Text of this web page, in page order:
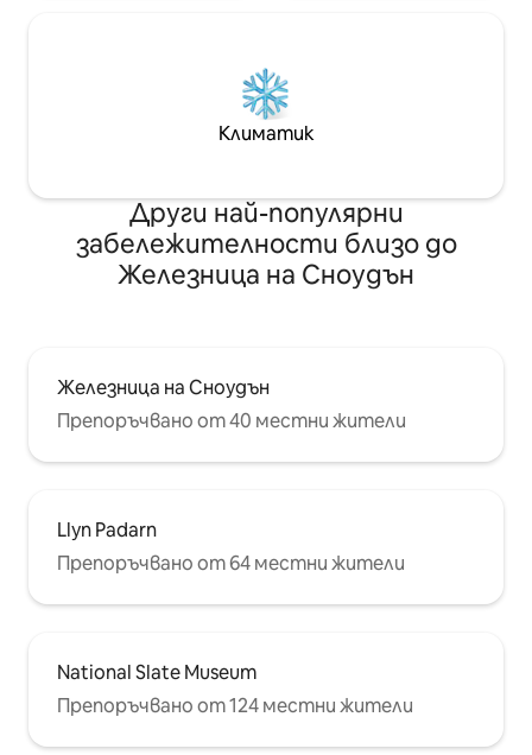
Климатик
Други най-популярни
забележителности близо до
Железница на Сноудън
Железница на Сноудън
Препоръчвано от 40 местни жители
Llyn Padarn
Препоръчвано от 64 местни жители
National Slate Museum
Препоръчвано от 124 местни жители